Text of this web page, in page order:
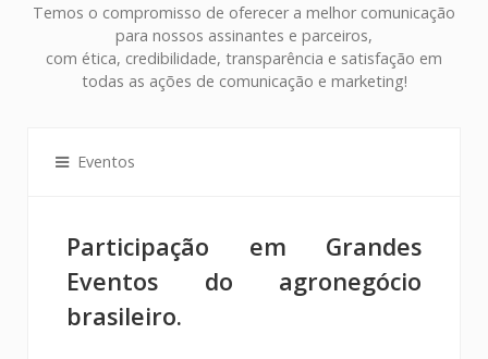
Temos o compromisso de oferecer a melhor comunicação
para nossos assinantes e parceiros,
com ética, credibilidade, transparência e satisfação em
todas as ações de comunicação e marketing!
Eventos
Participação em Grandes
Eventos do agronegócio
brasileiro.